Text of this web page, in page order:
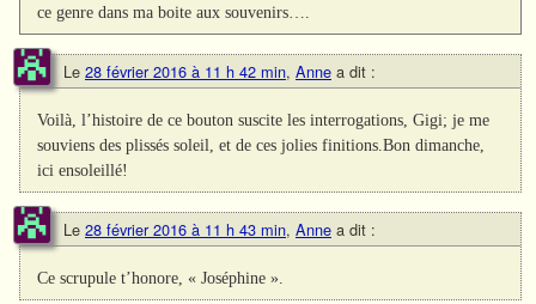
ce genre dans ma boite aux souvenirs….
Le 28 février 2016 à 11 h 42 min, Anne a dit :
Voilà, l’histoire de ce bouton suscite les interrogations, Gigi; je me
souviens des plissés soleil, et de ces jolies finitions.Bon dimanche,
ici ensoleillé!
Le 28 février 2016 à 11 h 43 min, Anne a dit :
Ce scrupule t’honore, « Joséphine ».